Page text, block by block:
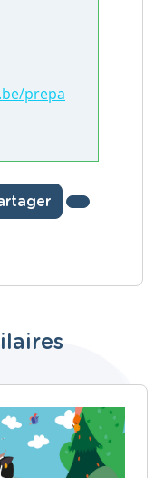
prepa